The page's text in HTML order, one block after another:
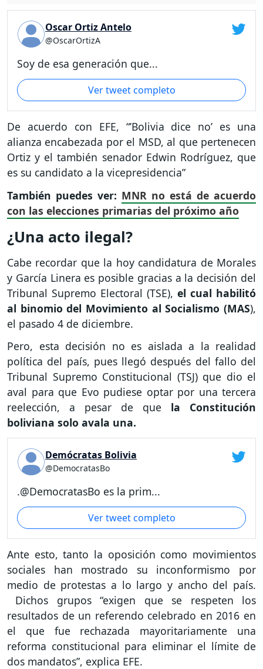
Oscar Ortiz Antelo
@OscarOrtizA
Soy de esa generación que...
Ver tweet completo
De acuerdo con EFE, “’Bolivia dice no’ es una
alianza encabezada por el MSD, al que pertenecen
Ortiz y el también senador Edwin Rodríguez, que
es su candidato a la vicepresidencia”
También puedes ver: MNR no está de acuerdo
con las elecciones primarias del próximo año
¿Una acto ilegal?
Cabe recordar que la hoy candidatura de Morales
y García Linera es posible gracias a la decisión del
Tribunal Supremo Electoral (TSE), el cual habilitó
al binomio del Movimiento al Socialismo (MAS),
el pasado 4 de diciembre.
Pero, esta decisión no es aislada a la realidad
política del país, pues llegó después del fallo del
Tribunal Supremo Constitucional (TSJ) que dio el
aval para que Evo pudiese optar por una tercera
reelección, a pesar de que la Constitución
boliviana solo avala una.
Demócratas Bolivia
@DemocratasBo
.@DemocratasBo es la prim...
Ver tweet completo
Ante esto, tanto la oposición como movimientos
sociales han mostrado su inconformismo por
medio de protestas a lo largo y ancho del país.
Dichos grupos “exigen que se respeten los
resultados de un referendo celebrado en 2016 en
el que fue rechazada mayoritariamente una
reforma constitucional para eliminar el límite de
dos mandatos”, explica EFE.